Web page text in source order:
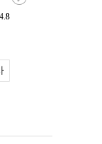
4.8